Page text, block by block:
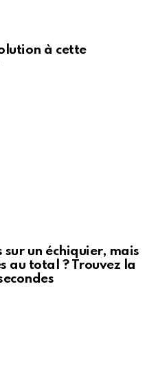
à cette
sur un échiquier, mais
au total ? Trouvez la